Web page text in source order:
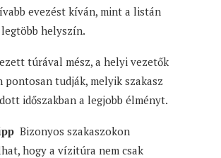
evezést kíván, mint a listán
helyszín.
túrával mész, a helyi vezetők
pontosan tudják, melyik szakasz
időszakban a legjobb élményt.
Bizonyos szakaszokon
hogy a vízitúra nem csak